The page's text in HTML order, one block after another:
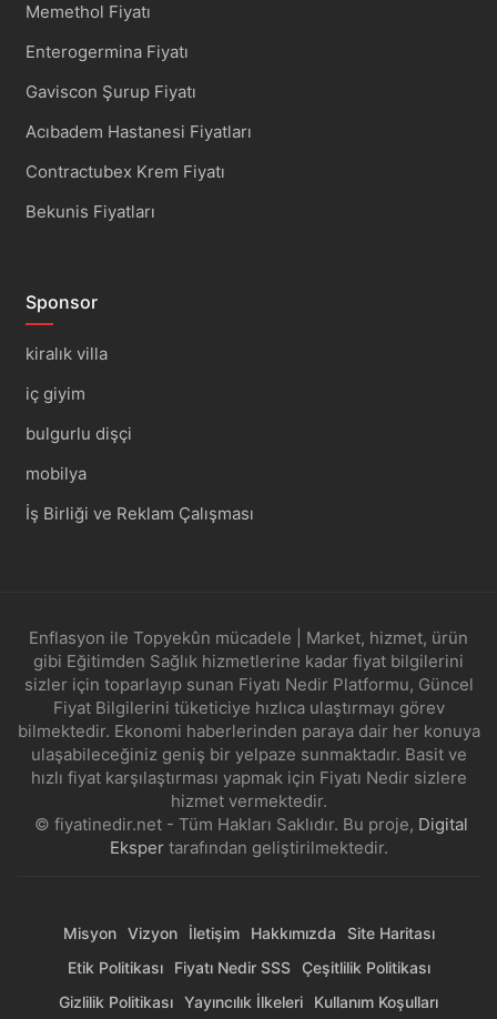
Memethol Fiyatı
Enterogermina Fiyatı
Gaviscon Şurup Fiyatı
Acıbadem Hastanesi Fiyatları
Contractubex Krem Fiyatı
Bekunis Fiyatları
Sponsor
kiralık villa
iç giyim
bulgurlu dişçi
mobilya
İş Birliği ve Reklam Çalışması
Enflasyon ile Topyekûn mücadele | Market, hizmet, ürün
gibi Eğitimden Sağlık hizmetlerine kadar fiyat bilgilerini
sizler için toparlayıp sunan Fiyatı Nedir Platformu, Güncel
Fiyat Bilgilerini tüketiciye hızlıca ulaştırmayı görev
bilmektedir. Ekonomi haberlerinden paraya dair her konuya
ulaşabileceğiniz geniş bir yelpaze sunmaktadır. Basit ve
hızlı fiyat karşılaştırması yapmak için Fiyatı Nedir sizlere
hizmet vermektedir.
© fiyatinedir.net - Tüm Hakları Saklıdır. Bu proje, Digital
Ekspertarafından geliştirilmektedir.
Misyon Vizyon İletişim Hakkımızda
Site Haritası
Etik Politikası
Fiyatı Nedir SSS
Çeşitlilik Politikası
Gizlilik Politikası Yayıncılık İlkeleri Kullanım Koşulları